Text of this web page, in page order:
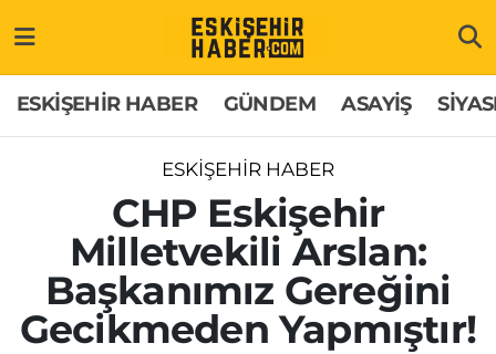
ESKİŞEHİR HABER GÜNDEM ASAYİŞ
ESKİŞEHİR HABER
CHP Eskişehir
Milletvekili Arslan:
Başkanımız Gereğini
Gecikmeden Yapmıştır!
GÜNDEM
ASAYİŞ
SİYASET
EKONOMİ
Hakkımızda
İletişim
Künye
Odunpazarı Trafik Yoğunluk Haritası
Süper Lig Puan Durumu ve Fikstür
Tüm Manşetler
Son Dakika Haberleri